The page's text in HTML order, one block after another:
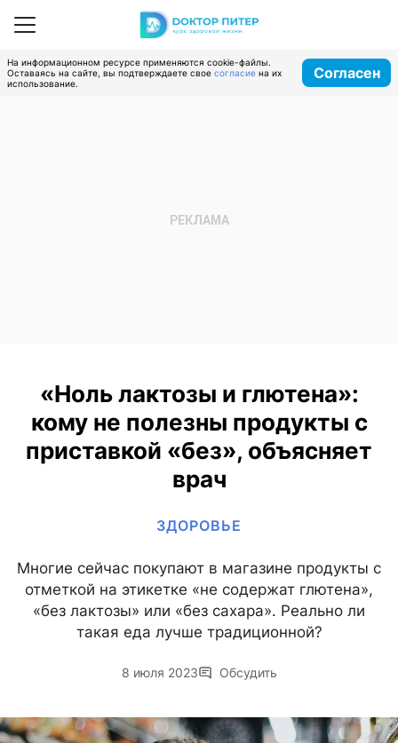
На информационном ресурсе применяются cookie-файлы.
Оставаясь на сайте, вы подтверждаете свое согласие на их
использование.
Согласен
«Ноль лактозы и глютена»:
кому не полезны продукты с
приставкой «без», объясняет
врач
ЗДОРОВЬЕ
Многие сейчас покупают в магазине продукты с
отметкой на этикетке «не содержат глютена»,
«без лактозы» или «без сахара». Реально ли
такая еда лучше традиционной?
8 июля 2023 Обсудить